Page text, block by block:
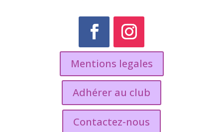
Mentions legales
Adhérer au club
Contactez-nous